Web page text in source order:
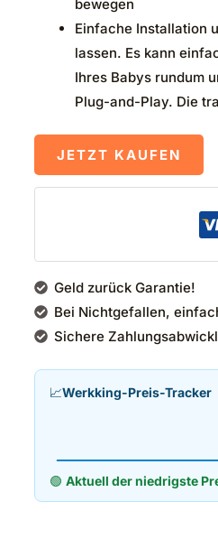
bewegen
Einfache Installation
lassen. Es kann
Ihres Babys rundum
Plug-and-Play. Die
JETZT KAUFEN
Geld zurück Garantie!
Bei Nichtgefallen,
Sichere
📈Werkking-Preis-Tracker
🟢 Aktuell der niedrigste